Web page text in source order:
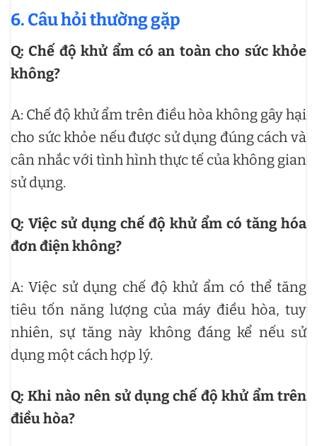
6. Câu hỏi thường gặp
Q: Chế độ khử ẩm có an toàn cho sức khỏe
không?
A: Chế độ khử ẩm trên điều hòa không gây hại
cho sức khỏe nếu được sử dụng đúng cách và
cân nhắc với tình hình thực tế của không gian
sử dụng.
Q: Việc sử dụng chế độ khử ẩm có tăng hóa
đơn điện không?
A: Việc sử dụng chế độ khử ẩm có thể tăng
tiêu tốn năng lượng của máy điều hòa, tuy
nhiên, sự tăng này không đáng kể nếu sử
dụng một cách hợp lý.
Q: Khi nào nên sử dụng chế độ khử ẩm trên
điều hòa?